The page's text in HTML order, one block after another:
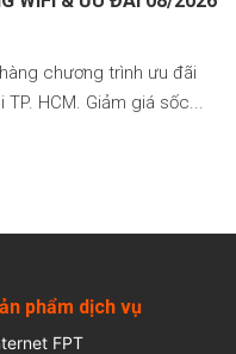
chương trình ưu đãi
HCM. Giảm giá sốc...
phẩm dịch vụ
FPT